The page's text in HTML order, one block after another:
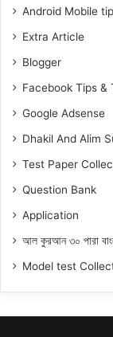
Android Mobile
Extra Article
Blogger
Facebook Tips &
Google Adsense
Dhakil And Alim
Test Paper
Question Bank
Application
আল কুরআন ৩০ পারা
Model test